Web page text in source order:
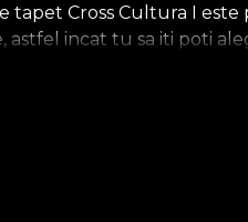
Cross Cultura I este
incat tu sa iti poti